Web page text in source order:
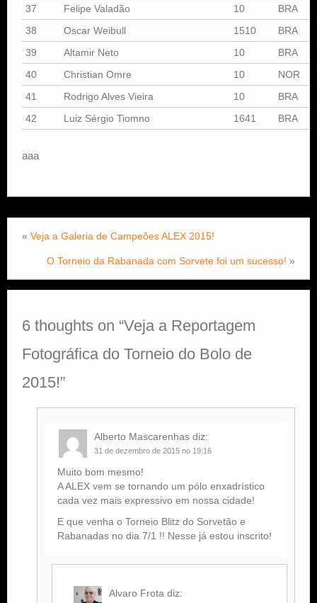
37
Felipe Valadão 10 BRA
38
Oscar Weibull 1510 BRA
39
Altamir Neto 10 BRA
40
Christian Omre 10 NOR
41
Rodrigo Alves Vieira 10 BRA
42
Luiz Sérgio Tiomno 1641 BRA
aaa
« Veja a Galeria de Campeões ALEX 2015!
O Torneio da Rabanada com Sorvete foi um sucesso! »
6 thoughts on “Veja a Reportagem
Fotográfica do Torneio do Bolo de
2015!”
Alberto Mascarenhas diz:
31 de dezembro de 2015 no 19:16
Muito bom mesmo!
A ALEX vem se tornando um pólo enxadrístico
cada vez mais expressivo em nossa cidade!
E que venha o Torneio Blitz do Sorvetão e
Rabanadas no dia 7/1 !! Nesse já estou inscrito!
Alvaro Frota diz: